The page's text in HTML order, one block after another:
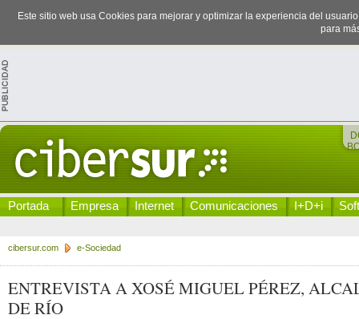
Este sitio web usa Cookies para mejorar y optimizar la experiencia del
para
Portada Empresa Internet Comunicaciones I+D+i
cibersur.com e-Sociedad
ENTREVISTA A XOSÉ MIGUEL PÉREZ,
DE RÍO